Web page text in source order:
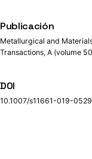
Publicación
Metallurgical and
Transactions, A (volume
DOI
10.1007/s11661-019-